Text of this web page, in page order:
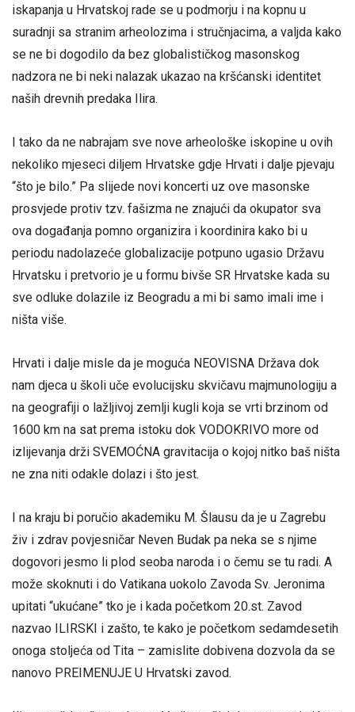
iskapanja u Hrvatskoj rade se u podmorju i na kopnu u
suradnji sa stranim arheolozima i stručnjacima, a valjda kako
se ne bi dogodilo da bez globalističkog masonskog
nadzora ne bi neki nalazak ukazao na kršćanski identitet
naših drevnih predaka Ilira.
I tako da ne nabrajam sve nove arheološke iskopine u ovih
nekoliko mjeseci diljem Hrvatske gdje Hrvati i dalje pjevaju
“što je bilo.” Pa slijede novi koncerti uz ove masonske
prosvjede protiv tzv. fašizma ne znajući da okupator sva
ova događanja pomno organizira i koordinira kako bi u
periodu nadolazeće globalizacije potpuno ugasio Državu
Hrvatsku i pretvorio je u formu bivše SR Hrvatske kada su
sve odluke dolazile iz Beogradu a mi bi samo imali ime i
ništa više.
Hrvati i dalje misle da je moguća NEOVISNA Država dok
nam djeca u školi uče evolucijsku skvičavu majmunologiju a
na geografiji o lažljivoj zemlji kugli koja se vrti brzinom od
1600 km na sat prema istoku dok VODOKRIVO more od
izlijevanja drži SVEMOĆNA gravitacija o kojoj nitko baš ništa
ne zna niti odakle dolazi i što jest.
I na kraju bi poručio akademiku M. Šlausu da je u Zagrebu
živ i zdrav povjesničar Neven Budak pa neka se s njime
dogovori jesmo li plod seoba naroda i o čemu se tu radi. A
može skoknuti i do Vatikana uokolo Zavoda Sv. Jeronima
upitati “ukućane” tko je i kada početkom 20.st. Zavod
nazvao ILIRSKI i zašto, te kako je početkom sedamdesetih
onoga stoljeća od Tita – zamislite dobivena dozvola da se
nanovo PREIMENUJE U Hrvatski zavod.